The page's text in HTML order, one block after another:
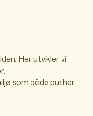
Her utvikler vi
som både pusher